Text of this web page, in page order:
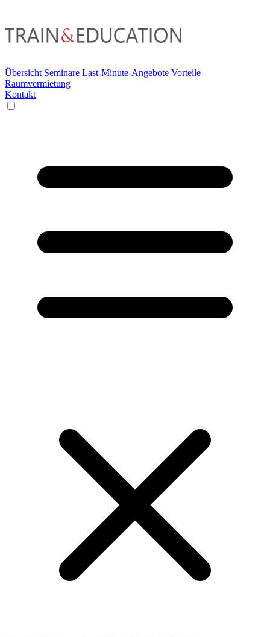
Übersicht Seminare Last-Minute-Angebote Vorteile
Raumvermietung
Kontakt